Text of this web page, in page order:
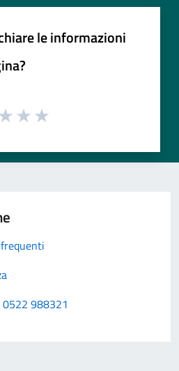
le informazioni
0522 988321